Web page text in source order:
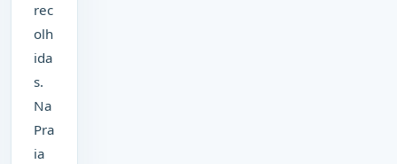
rec
olh
ida
s.
Na
Pra
ia